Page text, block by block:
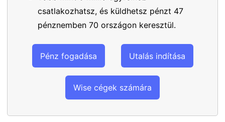
csatlakozhatsz, és küldhetsz pénzt 47
pénznemben 70 országon keresztül.
Pénz fogadása Utalás indítása
Wise cégek számára